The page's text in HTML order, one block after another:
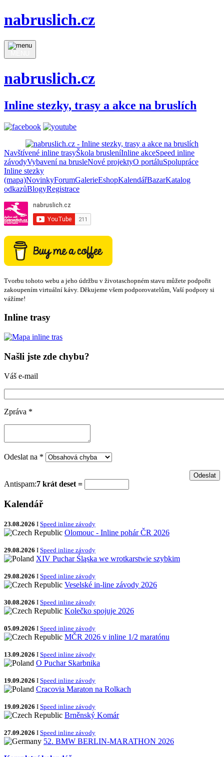
nabruslich.cz
nabruslich.cz
Inline stezky, trasy a akce na bruslích
Navštívené inline trasyŠkola brusleníInline akceSpeed inline
závodyVybavení na brusleNové projektyO portáluSpolupráce
Inline stezky
(mapa)NovinkyForumGalerieEshopKalendářBazarKatalog
odkazůBlogyRegistrace
Tvorbu tohoto webu a jeho údržbu v životaschopném stavu můžete podpořit
zakoupením virtuální kávy. Děkujeme všem podporovatelům, Vaší podpory si
vážíme!
Inline trasy
Našli jste zde chybu?
Váš e-mail
Zpráva *
Odeslat na *
Antispam:7 krát deset =
Kalendář
23.08.2026 I Speed inline závody
Olomouc - Inline pohár ČR 2026
29.08.2026 I Speed inline závody
XIV Puchar Śląska we wrotkarstwie szybkim
29.08.2026 I Speed inline závody
Veselské in-line závody 2026
30.08.2026 I Speed inline závody
Kolečko spojuje 2026
05.09.2026 I Speed inline závody
MČR 2026 v inline 1/2 maratónu
13.09.2026 I Speed inline závody
O Puchar Skarbnika
19.09.2026 I Speed inline závody
Cracovia Maraton na Rolkach
19.09.2026 I Speed inline závody
Brněnský Komár
27.09.2026 I Speed inline závody
52. BMW BERLIN-MARATHON 2026